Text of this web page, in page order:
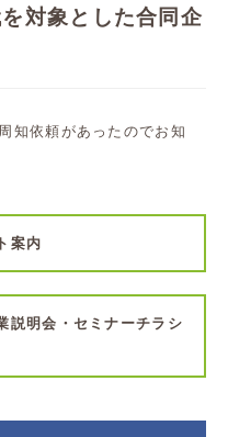
対象とした合同企
知依頼があったのでお知
案内
説明会・セミナーチラシ